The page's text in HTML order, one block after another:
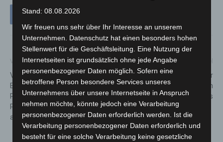
Vorheriger Artikel
Videoschaltkonferenz der
Bundeskanzlerin mit den
Regierungschefinnen und
Regierungschefs der Länder
am 2. Dezember 2021
Nächster Artikel
Zeugenaufruf: Zwei Männer
rauben Rentnerehepaar in
Vahrenheide aus
Stand: 08.08.2026
Wir freuen uns sehr über Ihr Interesse an unserem
Unternehmen. Datenschutz hat einen besonders hohen
Stellenwert für die Geschäftsleitung. Eine Nutzung der
Internetseiten ist grundsätzlich ohne jede Angabe
personenbezogener Daten möglich. Sofern eine
betroffene Person besondere Services unseres
Unternehmens über unsere Internetseite in Anspruch
nehmen möchte, könnte jedoch eine Verarbeitung
personenbezogener Daten erforderlich werden. Ist die
Verarbeitung personenbezogener Daten erforderlich und
besteht für eine solche Verarbeitung keine gesetzliche